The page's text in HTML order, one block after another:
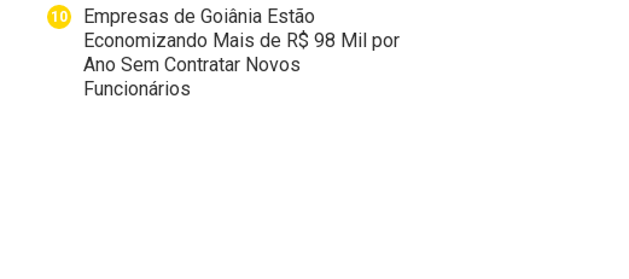
Empresas de Goiânia Estão
Economizando Mais de R$ 98 Mil por
Ano Sem Contratar Novos
Funcionários